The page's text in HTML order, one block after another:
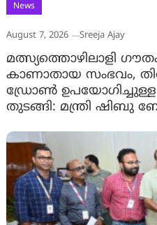
News
August 7, 2026 Sreeja Ajay
മത്സ്യത്തൊഴിലാളി
കാണാതായ സംഭവം,
ഡ്രോണ്‍
തുടങ്ങി: മന്ത്രി ഷിബു